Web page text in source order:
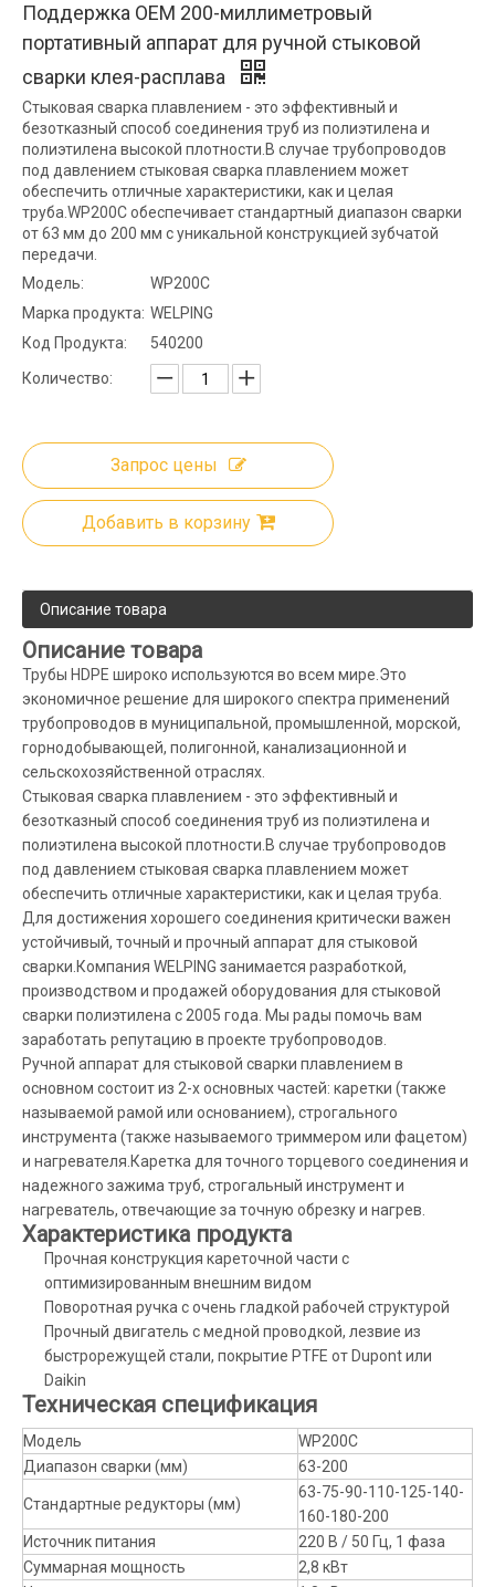
Поддержка OEM 200-миллиметровый
портативный аппарат для ручной стыковой
сварки клея-расплава
Стыковая сварка плавлением - это эффективный и
безотказный способ соединения труб из полиэтилена и
полиэтилена высокой плотности.В случае трубопроводов
под давлением стыковая сварка плавлением может
обеспечить отличные характеристики, как и целая
труба.WP200C обеспечивает стандартный диапазон сварки
от 63 мм до 200 мм с уникальной конструкцией зубчатой ​​
передачи.
Модель:
WP200C
Марка продукта: WELPING
Код Продукта:
540200
Количество:
Запрос цены
Добавить в корзину
Описание товара
Описание товара
Трубы HDPE широко используются во всем мире.Это
экономичное решение для широкого спектра применений
трубопроводов в муниципальной, промышленной, морской,
горнодобывающей, полигонной, канализационной и
сельскохозяйственной отраслях.
Стыковая сварка плавлением - это эффективный и
безотказный способ соединения труб из полиэтилена и
полиэтилена высокой плотности.В случае трубопроводов
под давлением стыковая сварка плавлением может
обеспечить отличные характеристики, как и целая труба.
Для достижения хорошего соединения критически важен
устойчивый, точный и прочный аппарат для стыковой
сварки.Компания WELPING занимается разработкой,
производством и продажей оборудования для стыковой
сварки полиэтилена с 2005 года. Мы рады помочь вам
заработать репутацию в проекте трубопроводов.
Ручной аппарат для стыковой сварки плавлением в
основном состоит из 2-х основных частей: каретки (также
называемой рамой или основанием), строгального
инструмента (также называемого триммером или фацетом)
и нагревателя.Каретка для точного торцевого соединения и
надежного зажима труб, строгальный инструмент и
нагреватель, отвечающие за точную обрезку и нагрев.
Характеристика продукта
Прочная конструкция кареточной части с
оптимизированным внешним видом
Поворотная ручка с очень гладкой рабочей структурой
Прочный двигатель с медной проводкой, лезвие из
быстрорежущей стали, покрытие PTFE от Dupont или
Daikin
Техническая спецификация
Модель
WP200C
Диапазон сварки (мм)
63-200
Стандартные редукторы (мм)
63-75-90-110-125-140-
160-180-200
Источник питания
220 В / 50 Гц, 1 фаза
Суммарная мощность
2,8 кВт